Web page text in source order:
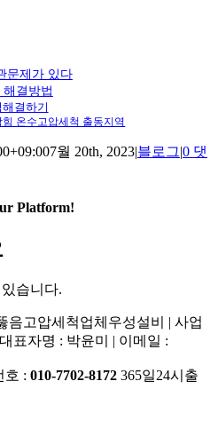
문제가 있다
결방법
결하기
온수고압세척 출동지역
7월 20th, 2023|블로그|0 댓
Platform!
습니다.
음고압세척업체우성설비 | 사업
표자명 : 박윤미 | 이메일 :
호 : 010-7702-8172 365일24시출